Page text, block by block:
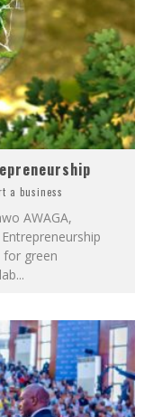
a business
AWAGA,
for green
...